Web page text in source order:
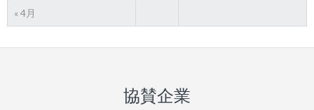
« 4月
協賛企業